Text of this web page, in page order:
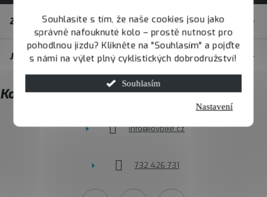
Souhlasíte s tím, že naše cookies jsou jako
správně nafouknuté kolo – prostě nutnost pro
pohodlnou jízdu? Klikněte na "Souhlasím" a pojďte
s námi na výlet plný cyklistických dobrodružství!
Souhlasím
Nastavení
t
í
Zákaznický servis
JOY.BIKE
Kontakt
info@joybike.cz
732 426 731